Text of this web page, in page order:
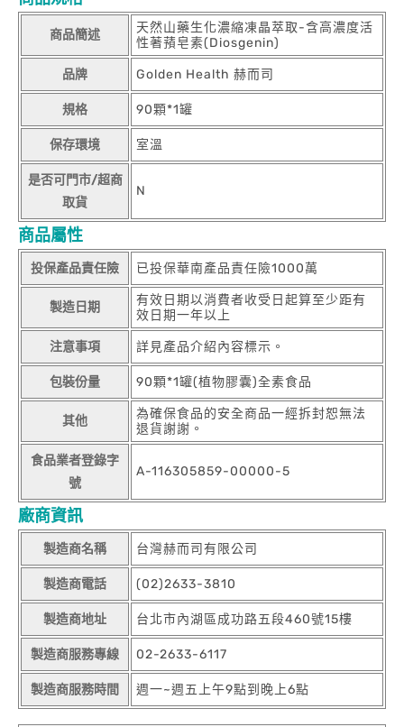
商品簡述
天然山藥生化濃縮凍晶萃取-含高濃度活
性著蕷皂素(Diosgenin)
品牌 Golden Health 赫而司
規格 90顆*1罐
保存環境 室溫
是否可門市/超商
取貨
N
商品屬性
投保產品責任險 已投保華南產品責任險1000萬
製造日期
有效日期以消費者收受日起算至少距有
效日期一年以上
注意事項 詳見產品介紹內容標示。
包裝份量 90顆*1罐(植物膠囊)全素食品
其他
為確保食品的安全商品一經拆封恕無法
退貨謝謝。
食品業者登錄字
號
A-116305859-00000-5
廠商資訊
製造商名稱 台灣赫而司有限公司
製造商電話 (02)2633-3810
製造商地址 台北市內湖區成功路五段460號15樓
製造商服務專線 02-2633-6117
製造商服務時間 週一~週五上午9點到晚上6點